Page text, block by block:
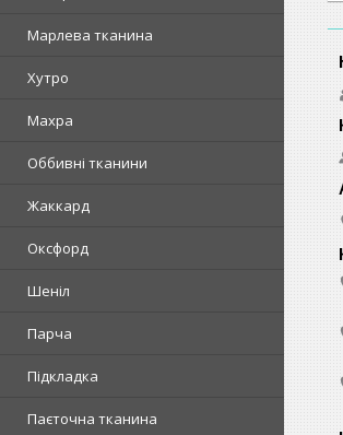
Марлева тканина
Хутро
Махра
Оббивні тканини
Жаккард
Оксфорд
Шеніл
Парча
Підкладка
Паєточна тканина